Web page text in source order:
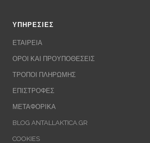
ΥΠΗΡΕΣΙΕΣ
ΕΤΑΙΡΕΙΑ
ΟΡΟΙ ΚΑΙ ΠΡΟΥΠΟΘΕΣΕΙΣ
ΤΡΟΠΟΙ ΠΛΗΡΩΜΗΣ
ΕΠΙΣΤΡΟΦΕΣ
ΜΕΤΑΦΟΡΙΚΑ
BLOG ANTALLAKTICA.GR
COOKIES